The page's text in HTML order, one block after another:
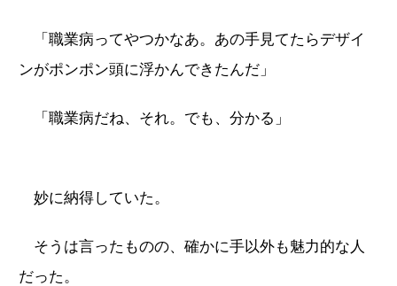
「職業病ってやつかなあ。あの手見てたらデザイ
ンがポンポン頭に浮かんできたんだ」
「職業病だね、それ。でも、分かる」
妙に納得していた。
そうは言ったものの、確かに手以外も魅力的な人
だった。